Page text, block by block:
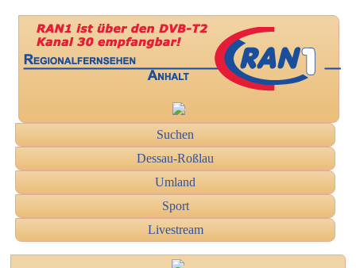
Suchen
Dessau-Roßlau
Umland
Sport
Livestream